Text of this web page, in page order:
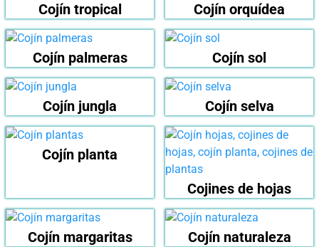
Cojín tropical Cojín orquídea
Cojín palmeras Cojín sol
Cojín jungla Cojín selva
Cojín planta
Cojines de hojas
Cojín margaritas Cojín naturaleza